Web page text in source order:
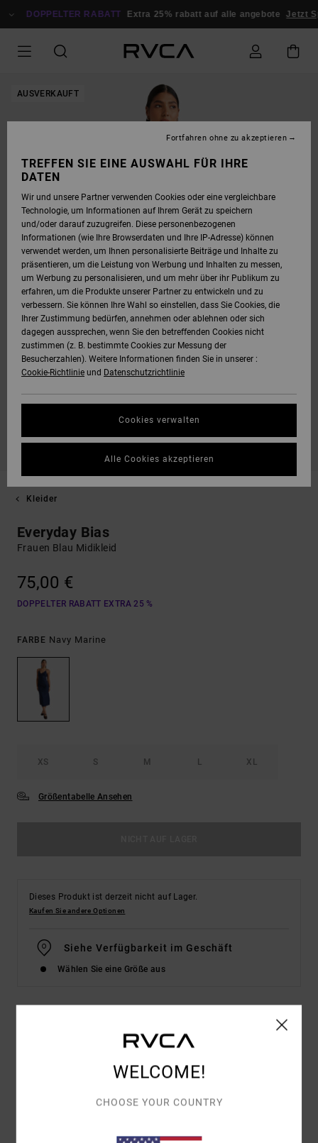
ZUR
DOPPELTER RABATT Extra 25% rabatt auf alle angebote Jetzt
AUSVERKAUFT
Kleider
Everyday Bias
Frauen Blau Midikleid
75,00 €
DOPPELTER RABATT EXTRA 25 %
FARBE Navy Marine
XS S M L XL
Größentabelle Ansehen
Dieses Produkt ist derzeit nicht auf Lager.
Kaufen Sie andere Optionen
Siehe Verfügbarkeit im Geschäft
Wählen Sie eine Größe aus
Details & Funktionen
Frauen Blau MidikleidWELCOME!
CHOOSE YOUR COUNTRY
TREFFEN SIE EINE AUSWAHL FÜR IHRE
DATEN
Wir und unsere Partner verwenden Cookies oder eine vergleichbare
Technologie, um Informationen auf Ihrem Gerät zu speichern
und/oder darauf zuzugreifen. Diese personenbezogenen
Informationen (wie Ihre Browserdaten und Ihre IP-Adresse) können
verwendet werden, um Ihnen personalisierte Beiträge und Inhalte zu
präsentieren, um die Leistung von Werbung und Inhalten zu messen,
um Werbung zu personalisieren, und um mehr über ihr Publikum zu
erfahren, um die Produkte unserer Partner zu entwickeln und zu
verbessern. Sie können Ihre Wahl so einstellen, dass Sie Cookies, die
Ihrer Zustimmung bedürfen, annehmen oder ablehnen oder sich
dagegen aussprechen, wenn Sie den betreffenden Cookies nicht
zustimmen (z. B. bestimmte Cookies zur Messung der
Besucherzahlen). Weitere Informationen finden Sie in unserer :
Cookie-Richtlinie und Datenschutzrichtlinie
Cookies verwalten
Fortfahren ohne zu akzeptieren
Alle Cookies akzeptieren